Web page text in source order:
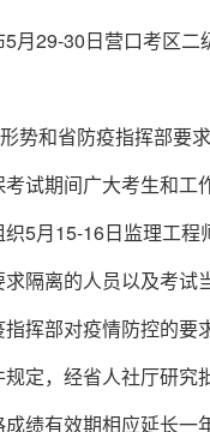
月29-30日营口考区
势和省防疫指挥部要
试期间广大考生和
5月15-16日监理工
隔离的人员以及考
挥部对疫情防控的要
定，经省人社厅研究
绩有效期相应延长一